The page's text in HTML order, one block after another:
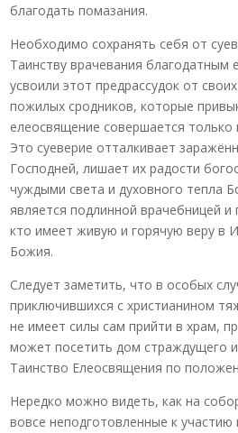
благодать помазания.
Необходимо сохранять себя от
Таинству врачевания благодатным
усвоили этот предрассудок от
пожилых сродников, которые
елеосвящение совершается только
Это суеверие отталкивает
Господней, лишает их радости
чуждыми света и духовного тепла
является подлинной врачебницей и
кто имеет живую и горячую веру в
Божия.
Следует заметить, что в особых
приключившихся с христианином
не имеет силы сам прийти в храм,
может посетить дом страждущего
Таинство Елеосвящения по
Нередко можно видеть, как на
вовсе неподготовленные к